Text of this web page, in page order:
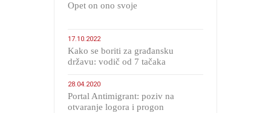
​Opet on ono svoje
17.10.2022
Kako se boriti za građansku
državu: vodič od 7 tačaka
28.04.2020
Portal Antimigrant: poziv na
otvaranje logora i progon